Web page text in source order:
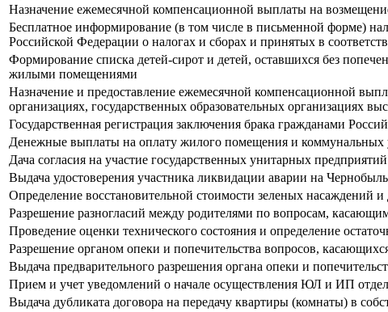
Назначение ежемесячной компенсационной выплаты на
Бесплатное информирование (в том числе в письменной форме)
Российской Федерации о налогах и сборах и принятых в
Формирование списка детей-сирот и детей, оставшихся без
жилыми помещениями
Назначение и предоставление ежемесячной компенсационной
организациях, государственных образовательных организациях
Государственная регистрация заключения брака гражданами
Денежные выплаты на оплату жилого помещения и коммунальных
Дача согласия на участие государственных унитарных
Выдача удостоверения участника ликвидации аварии на
Определение восстановительной стоимости зеленых насаждений и
Разрешение разногласий между родителями по вопросам,
Проведение оценки технического состояния и определение
Разрешение органом опеки и попечительства вопросов,
Выдача предварительного разрешения органа опеки и
Прием и учет уведомлений о начале осуществления ЮЛ и ИП
Выдача дубликата договора на передачу квартиры (комнаты) в